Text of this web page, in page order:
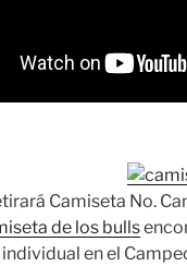
Camiseta No.
de los bulls
en el